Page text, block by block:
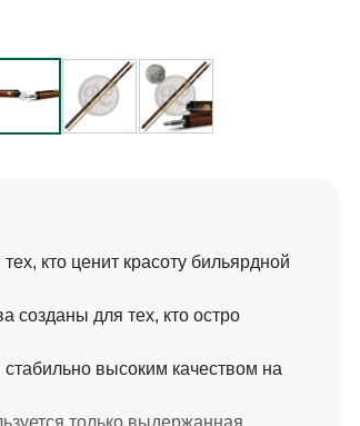
кто ценит красоту бильярдной
созданы для тех, кто остро
высоким качеством на
только выдержанная